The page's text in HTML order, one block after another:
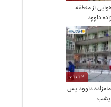
از منطقه
داوود
01:12
داوود پس